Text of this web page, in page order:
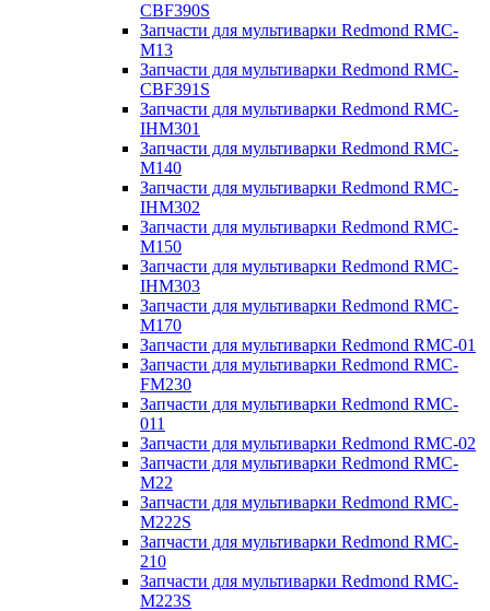
CBF390S
Запчасти для мультиварки Redmond RMC-
M13
Запчасти для мультиварки Redmond RMC-
CBF391S
Запчасти для мультиварки Redmond RMC-
IHM301
Запчасти для мультиварки Redmond RMC-
M140
Запчасти для мультиварки Redmond RMC-
IHM302
Запчасти для мультиварки Redmond RMC-
M150
Запчасти для мультиварки Redmond RMC-
IHM303
Запчасти для мультиварки Redmond RMC-
M170
Запчасти для мультиварки Redmond RMC-01
Запчасти для мультиварки Redmond RMC-
FM230
Запчасти для мультиварки Redmond RMC-
011
Запчасти для мультиварки Redmond RMC-02
Запчасти для мультиварки Redmond RMC-
M22
Запчасти для мультиварки Redmond RMC-
M222S
Запчасти для мультиварки Redmond RMC-
210
Запчасти для мультиварки Redmond RMC-
M223S